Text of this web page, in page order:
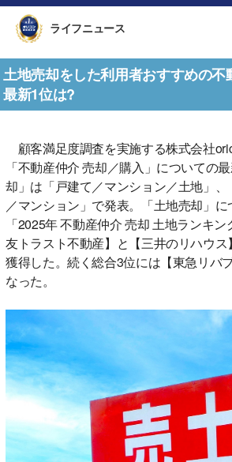
ライフニュース
土地売却をした利用者おすすめの不
最新1位は?
顧客満足度調査を実施する株式会社
「不動産仲介 売却／購入」についての
却」は「戸建て／マンション／土地」
／マンション」で発表。「土地売却」
「2025年 不動産仲介 売却 土地ランキ
友トラスト不動産】と【三井のリハウ
獲得した。続く総合3位には【東急リバ
なった。